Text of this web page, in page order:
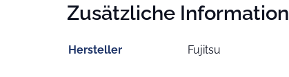
Zusätzliche Information
Hersteller Fujitsu